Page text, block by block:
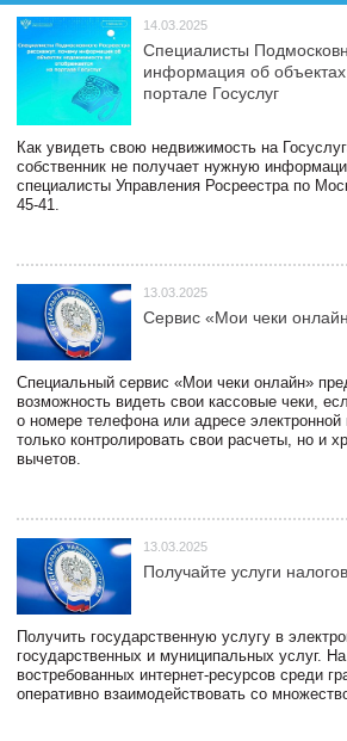
14.03.2025
Специалисты
информация об
портале Госуслуг
Как увидеть свою недвижимость на
собственник не получает нужную
специалисты Управления Росреестра по
45-41.
13.03.2025
Сервис «Мои чеки
Специальный сервис «Мои чеки онлайн»
возможность видеть свои кассовые чеки,
о номере телефона или адресе
только контролировать свои расчеты, но и
вычетов.
13.03.2025
Получайте услуги
Получить государственную услугу в
государственных и муниципальных услуг.
востребованных интернет-ресурсов среди
оперативно взаимодействовать со